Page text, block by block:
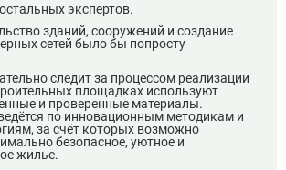
экспертов.
зданий, сооружений и создание
сетей было бы попросту
следит за процессом реализации
площадках используют
и проверенные материалы.
по инновационным методикам и
за счёт которых возможно
безопасное, уютное и
жилье.